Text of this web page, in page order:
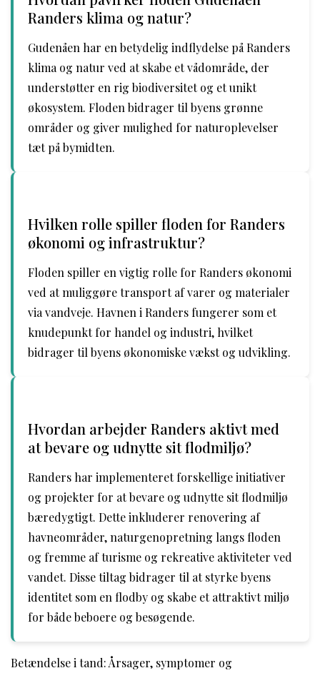
Randers klima og natur?
Gudenåen har en betydelig indflydelse på Randers
klima og natur ved at skabe et vådområde, der
understøtter en rig biodiversitet og et unikt
økosystem. Floden bidrager til byens grønne
områder og giver mulighed for naturoplevelser
tæt på bymidten.
Hvilken rolle spiller floden for Randers
økonomi og infrastruktur?
Floden spiller en vigtig rolle for Randers økonomi
ved at muliggøre transport af varer og materialer
via vandveje. Havnen i Randers fungerer som et
knudepunkt for handel og industri, hvilket
bidrager til byens økonomiske vækst og udvikling.
Hvordan arbejder Randers aktivt med
at bevare og udnytte sit flodmiljø?
Randers har implementeret forskellige initiativer
og projekter for at bevare og udnytte sit flodmiljø
bæredygtigt. Dette inkluderer renovering af
havneområder, naturgenopretning langs floden
og fremme af turisme og rekreative aktiviteter ved
vandet. Disse tiltag bidrager til at styrke byens
identitet som en flodby og skabe et attraktivt miljø
for både beboere og besøgende.
Betændelse i tand: Årsager, symptomer og